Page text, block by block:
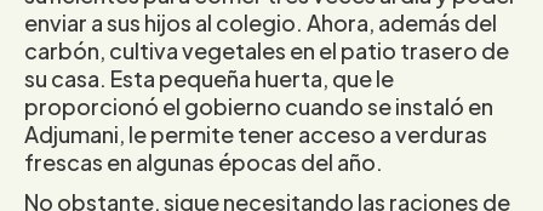
enviar a sus hijos al colegio. Ahora, además del
carbón, cultiva vegetales en el patio trasero de
su casa. Esta pequeña huerta, que le
proporcionó el gobierno cuando se instaló en
Adjumani, le permite tener acceso a verduras
frescas en algunas épocas del año.
No obstante, sigue necesitando las raciones de